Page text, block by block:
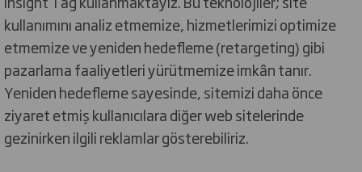
kullanımını analiz etmemize, hizmetlerimizi optimize
etmemize ve yeniden hedefleme (retargeting) gibi
pazarlama faaliyetleri yürütmemize imkân tanır.
Yeniden hedefleme sayesinde, sitemizi daha önce
ziyaret etmiş kullanıcılara diğer web sitelerinde
gezinirken ilgili reklamlar gösterebiliriz.